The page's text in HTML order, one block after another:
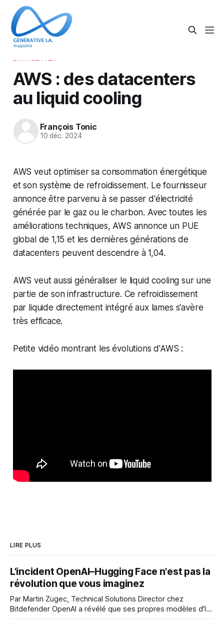
AWS : des datacenters
au liquid cooling
François Tonic
10 déc. 2024
AWS veut optimiser sa consommation énergétique
et son système de refroidissement. Le fournisseur
annonce être parvenu à se passer d'électricité
générée par le gaz ou le charbon. Avec toutes les
améliorations techniques, AWS annonce un PUE
global de 1,15 et les dernières générations de
datacenters peuvent descendre à 1,04.
AWS veut aussi généraliser le liquid cooling sur une
partie de son infrastructure. Ce refroidissement
par liquide directement intégré aux lames s'avère
très efficace.
Petite vidéo montrant les évolutions d'AWS :
LIRE PLUS
L'incident OpenAI–Hugging Face n'est pas la
révolution que vous imaginez
Par Martin Zugec, Technical Solutions Director chez
Bitdefender OpenAI a révélé que ses propres modèles d'IA,